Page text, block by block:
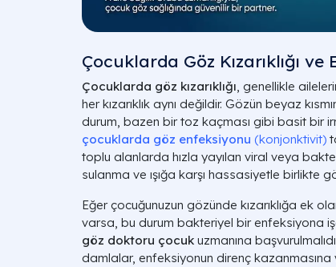
Çocuklarda Göz Kızarıklığı
Çocuklarda göz kızarıklığı, genellikle
her kızarıklık aynı değildir. Gözün beyaz
durum, bazen bir toz kaçması gibi basit bir
çocuklarda göz enfeksiyonu (konjonktivit)
toplu alanlarda hızla yayılan viral veya
sulanma ve ışığa karşı hassasiyetle birlikte
Eğer çocuğunuzun gözünde kızarıklığa ek
varsa, bu durum bakteriyel bir enfeksiyona
göz doktoru çocuk uzmanına
damlalar, enfeksiyonun direnç kazanmasına